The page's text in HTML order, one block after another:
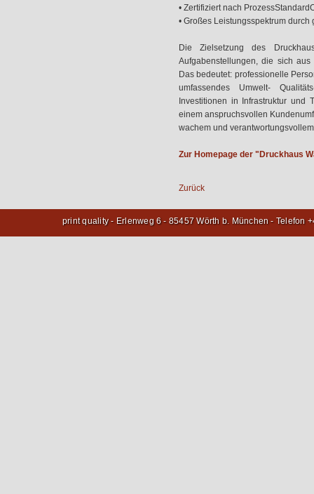
• Zertifiziert nach
• Großes Leistungsspektrum
Die Zielsetzung des
Aufgabenstellungen, die sich
Das bedeutet: professionelle
umfassendes Umwelt-
Investitionen in Infrastruktur
einem anspruchsvollen
wachem und
Zur Homepage der "Druckhaus
Zurück
print quality - Erlenweg 6 - 85457 Wörth b. München - Telefon